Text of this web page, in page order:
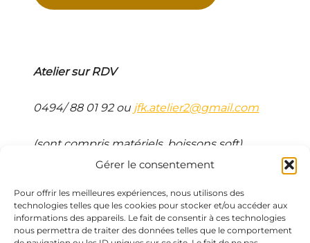
Gérer le consentement
Pour offrir les meilleures expériences, nous utilisons des
technologies telles que les cookies pour stocker et/ou accéder aux
informations des appareils. Le fait de consentir à ces technologies
nous permettra de traiter des données telles que le comportement
Atelier sur RDV
0494/ 88 01 92 ou jfk.atelier2@gmail.com
(sont compris matériels, boissons soft)